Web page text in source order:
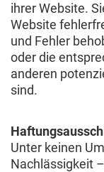
ihrer Website.
Website
und Fehler
oder die
anderen
sind.
Unter keinen
Nachlässigkeit